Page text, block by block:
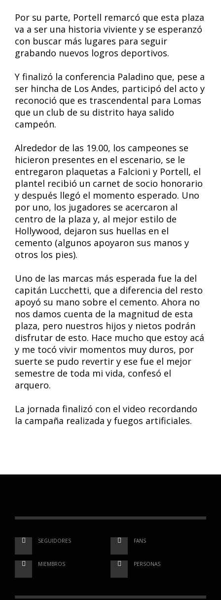
Por su parte, Portell remarcó que esta plaza
va a ser una historia viviente y se esperanzó
con buscar más lugares para seguir
grabando nuevos logros deportivos.
Y finalizó la conferencia Paladino que, pese a
ser hincha de Los Andes, participó del acto y
reconoció que es trascendental para Lomas
que un club de su distrito haya salido
campeón.
Alrededor de las 19.00, los campeones se
hicieron presentes en el escenario, se le
entregaron plaquetas a Falcioni y Portell, el
plantel recibió un carnet de socio honorario
y después llegó el momento esperado. Uno
por uno, los jugadores se acercaron al
centro de la plaza y, al mejor estilo de
Hollywood, dejaron sus huellas en el
cemento (algunos apoyaron sus manos y
otros los pies).
Uno de las marcas más esperada fue la del
capitán Lucchetti, que a diferencia del resto
apoyó su mano sobre el cemento. Ahora no
nos damos cuenta de la magnitud de esta
plaza, pero nuestros hijos y nietos podrán
disfrutar de esto. Hace mucho que estoy acá
y me tocó vivir momentos muy duros, por
suerte se pudo revertir y ese fue el mejor
semestre de toda mi vida, confesó el
arquero.
La jornada finalizó con el video recordando
la campaña realizada y fuegos artificiales.
SEGUIDORES FANS
MIEMBROS PERSONAS